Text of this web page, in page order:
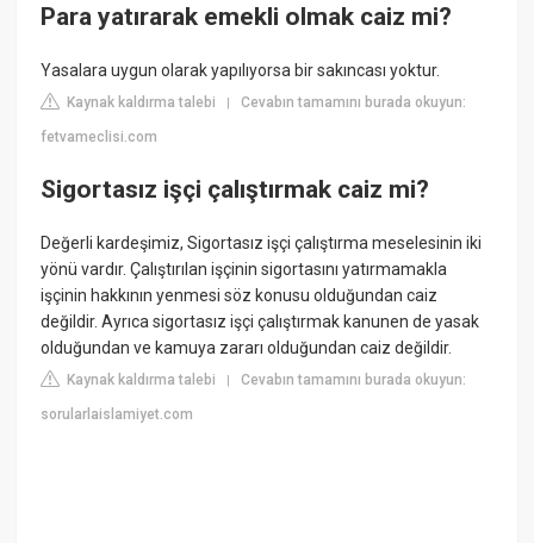
Para yatırarak emekli olmak caiz mi?
Yasalara uygun olarak yapılıyorsa bir sakıncası yoktur.
Kaynak kaldırma talebi |Cevabın tamamını burada okuyun:
fetvameclisi.com
Sigortasız işçi çalıştırmak caiz mi?
Değerli kardeşimiz, Sigortasız işçi çalıştırma meselesinin iki
yönü vardır. Çalıştırılan işçinin sigortasını yatırmamakla
işçinin hakkının yenmesi söz konusu olduğundan caiz
değildir. Ayrıca sigortasız işçi çalıştırmak kanunen de yasak
olduğundan ve kamuya zararı olduğundan caiz değildir.
Kaynak kaldırma talebi |Cevabın tamamını burada okuyun:
sorularlaislamiyet.com